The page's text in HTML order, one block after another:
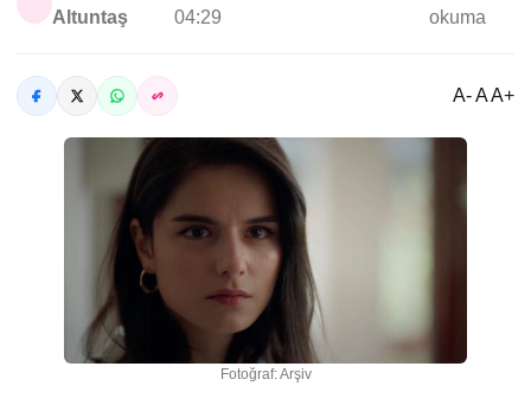
Altuntaş
04:29
okuma
A- A A+
Fotoğraf: Arşiv